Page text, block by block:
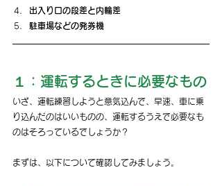
出入り口の段差と内輪差
駐車場などの発券機
１：運転するときに必要なもの
いざ、運転練習しようと意気込んで、早速、車に乗
り込んだのはいいものの、運転するうえで必要なも
のはそろっているでしょうか？
まずは、以下について確認してみましょう。